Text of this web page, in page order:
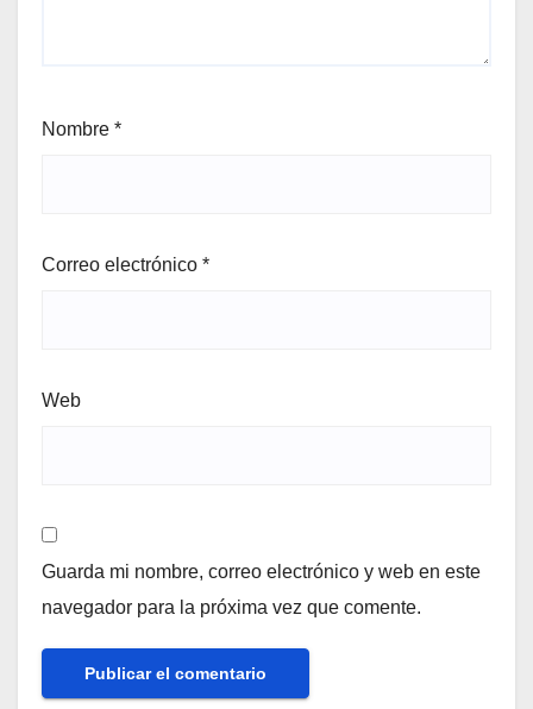
Nombre *
Correo electrónico *
Web
Guarda mi nombre, correo electrónico y web en este
navegador para la próxima vez que comente.